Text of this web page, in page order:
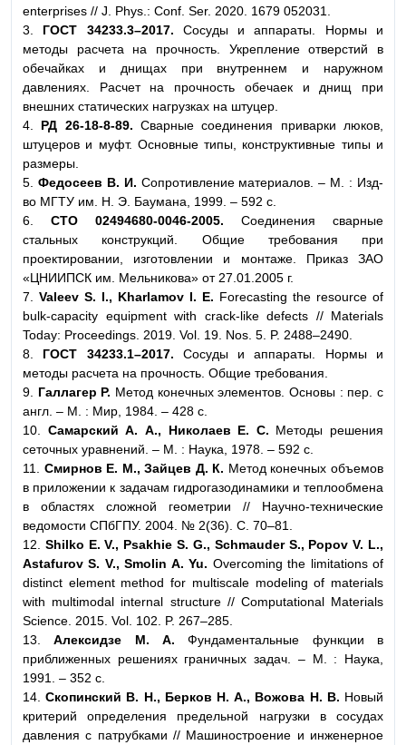
enterprises // J. Phys.: Conf. Ser. 2020. 1679 052031.
3. ГОСТ 34233.3–2017. Сосуды и аппараты. Нормы и
методы расчета на прочность. Укрепление отверстий в
обечайках и днищах при внутреннем и наружном
давлениях. Расчет на прочность обечаек и днищ при
внешних статических нагрузках на штуцер.
4. РД 26-18-8-89. Сварные соединения приварки люков,
штуцеров и муфт. Основные типы, конструктивные типы и
размеры.
5. Федосеев В. И. Сопротивление материалов. – М. : Изд-
во МГТУ им. Н. Э. Баумана, 1999. – 592 с.
6. СТО 02494680-0046-2005. Соединения сварные
стальных конструкций. Общие требования при
проектировании, изготовлении и монтаже. Приказ ЗАО
«ЦНИИПСК им. Мельникова» от 27.01.2005 г.
7.
Valeev S. I., Kharlamov I. E. Forecasting the resource of
bulk-capacity equipment with crack-like defects // Materials
Today: Proceedings. 2019. Vol. 19. Nos. 5. P. 2488–2490.
8. ГОСТ 34233.1–2017. Сосуды и аппараты. Нормы и
методы расчета на прочность. Общие требования.
9. Галлагер Р. Метод конечных элементов. Основы : пер. с
англ. – М. : Мир, 1984. – 428 с.
10.
Самарский А. А., Николаев Е. С. Методы решения
сеточных уравнений. – М. : Наука, 1978. – 592 с.
11. Смирнов Е. М., Зайцев Д. К. Метод конечных объемов
в приложении к задачам гидрогазодинамики и теплообмена
в областях сложной геометрии // Научно-технические
ведомости СПбГПУ. 2004. № 2(36). С. 70–81.
12. Shilko E. V., Psakhie S. G., Schmauder S., Popov V. L.,
Astafurov S. V., Smolin A. Yu. Overcoming the limitations of
distinct element method for multiscale modeling of materials
with multimodal internal structure // Computational Materials
Science. 2015. Vol. 102. P. 267–285.
13.Алексидзе М. А. Фундаментальные функции в
приближенных решениях граничных задач. – М. : Наука,
1991. – 352 с.
14.Скопинский В. Н., Берков Н. А., Вожова Н. В. Новый
критерий определения предельной нагрузки в сосудах
давления с патрубками // Машиностроение и инженерное